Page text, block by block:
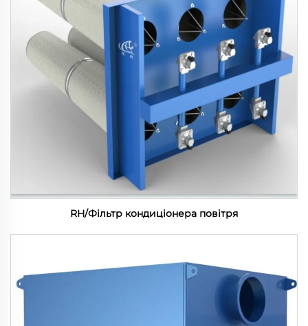
RH/Фільтр кондиціонера повітря